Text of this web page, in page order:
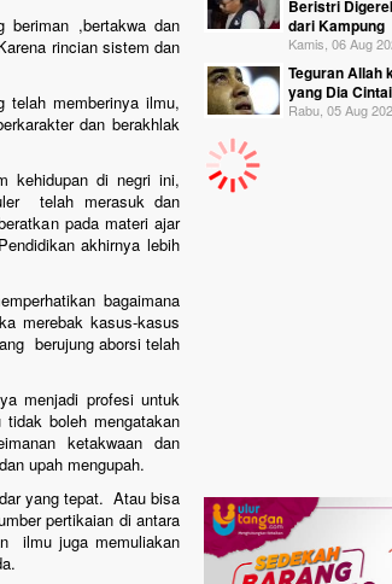
beriman ,bertakwa dan
rincian sistem dan
telah memberinya ilmu,
dan berakhlak
kehidupan di negri ini,
telah merasuk dan
pada materi ajar
akhirnya lebih
bagaimana
merebak kasus-kasus
berujung aborsi telah
menjadi profesi untuk
boleh mengatakan
ketakwaan dan
upah mengupah.
yang tepat. Atau bisa
pertikaian di antara
ilmu juga memuliakan
Beristri
dari Kampung
Kamis, 06 Aug
Teguran Allah
yang Dia Cintai
Rabu, 05 Aug